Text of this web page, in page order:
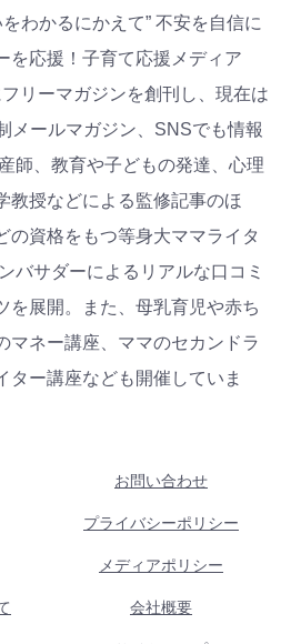
わかるにかえて” 不安を自信に
を応援！子育て応援メディア
リーマガジンを創刊し、現在は
メールマガジン、SNSでも情報
師、教育や子どもの発達、心理
教授などによる監修記事のほ
の資格をもつ等身大ママライタ
バサダーによるリアルな口コミ
を展開。また、母乳育児や赤ち
マネー講座、ママのセカンドラ
ター講座なども開催していま
お問い合わせ
プライバシーポリシー
メディアポリシー
会社概要